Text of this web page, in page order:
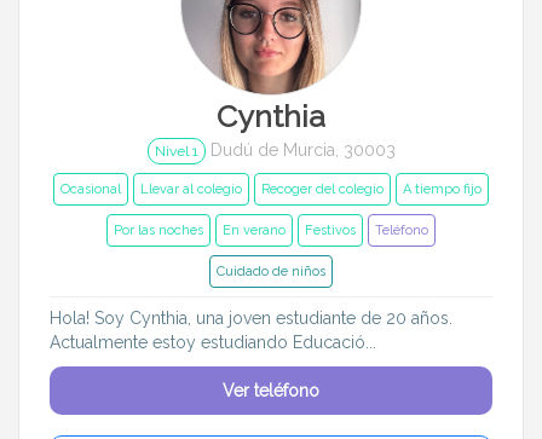
Cynthia
Nivel 1 Dudú de Murcia, 30003
Ocasional Llevar al colegio Recoger del colegio A tiempo fijo
Por las noches En verano Festivos Teléfono
Cuidado de niños
Hola! Soy Cynthia, una joven estudiante de 20 años.
Actualmente estoy estudiando Educació...
Ver teléfono